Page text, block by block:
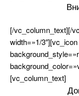
[/vc_column_text][/
width=»1/
[vc_column_text]